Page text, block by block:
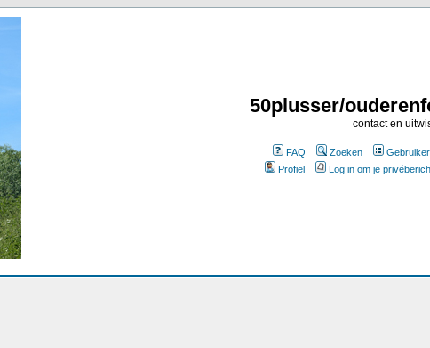
50plusser/
contact en
FAQ Zoeken
Profiel
Log in om je